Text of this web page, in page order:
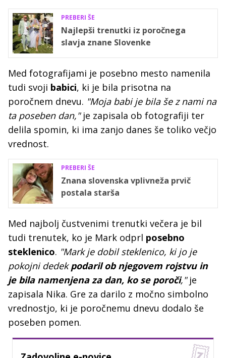
PREBERI ŠE
Najlepši trenutki iz poročnega
slavja znane Slovenke
Med fotografijami je posebno mesto namenila
tudi svoji babici, ki je bila prisotna na
poročnem dnevu. "Moja babi je bila še z nami na
ta poseben dan," je zapisala ob fotografiji ter
delila spomin, ki ima zanjo danes še toliko večjo
vrednost.
PREBERI ŠE
Znana slovenska vplivneža prvič
postala starša
Med najbolj čustvenimi trenutki večera je bil
tudi trenutek, ko je Mark odprl posebno
steklenico. "Mark je dobil steklenico, ki jo je
pokojni dedekpodaril ob njegovem rojstvu in
je bila namenjena za dan, ko se poroči,"je
zapisala Nika. Gre za darilo z močno simbolno
vrednostjo, ki je poročnemu dnevu dodalo še
poseben pomen.